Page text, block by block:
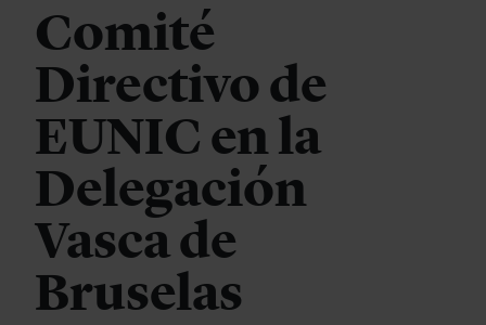
Comité
Directivo de
EUNIC en la
Delegación
Vasca de
Bruselas